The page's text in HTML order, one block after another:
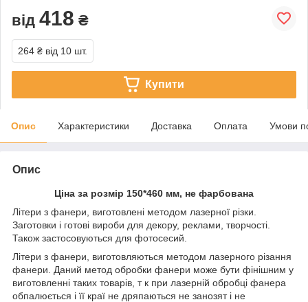
від 418 ₴
264 ₴ від 10 шт.
Купити
Опис Характеристики Доставка Оплата Умови
Опис
Ціна за розмір 150*460 мм, не фарбована
Літери з фанери, виготовлені методом лазерної різки.
Заготовки і готові вироби для декору, реклами, творчості.
Також застосовуються для фотосесий.
Літери з фанери, виготовляються методом лазерного різання
фанери. Даний метод обробки фанери може бути фінішним у
виготовленні таких товарів, т к при лазерній обробці фанера
обпалюється і її краї не дряпаються не занозят і не